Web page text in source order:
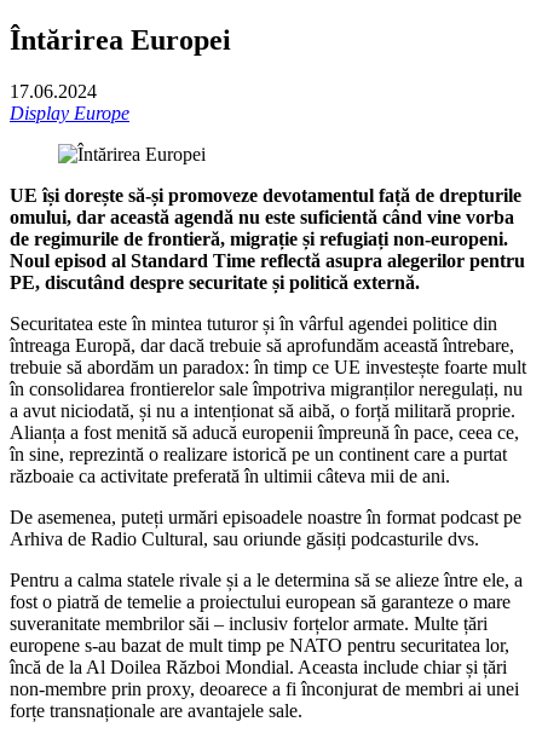
Întărirea Europei
17.06.2024
Display Europe
UE își dorește să-și promoveze devotamentul față de drepturile
omului, dar această agendă nu este suficientă când vine vorba
de regimurile de frontieră, migrație și refugiați non-europeni.
Noul episod al Standard Time reflectă asupra alegerilor pentru
PE, discutând despre securitate și politică externă.
Securitatea este în mintea tuturor și în vârful agendei politice din
întreaga Europă, dar dacă trebuie să aprofundăm această întrebare,
trebuie să abordăm un paradox: în timp ce UE investește foarte mult
în consolidarea frontierelor sale împotriva migranților neregulați, nu
a avut niciodată, și nu a intenționat să aibă, o forță militară proprie.
Alianța a fost menită să aducă europenii împreună în pace, ceea ce,
în sine, reprezintă o realizare istorică pe un continent care a purtat
războaie ca activitate preferată în ultimii câteva mii de ani.
De asemenea, puteți urmări episoadele noastre în format podcast pe
Arhiva de Radio Cultural, sau oriunde găsiți podcasturile dvs.
Pentru a calma statele rivale și a le determina să se alieze între ele, a
fost o piatră de temelie a proiectului european să garanteze o mare
suveranitate membrilor săi – inclusiv forțelor armate. Multe țări
europene s-au bazat de mult timp pe NATO pentru securitatea lor,
încă de la Al Doilea Război Mondial. Aceasta include chiar și țări
non-membre prin proxy, deoarece a fi înconjurat de membri ai unei
forțe transnaționale are avantajele sale.